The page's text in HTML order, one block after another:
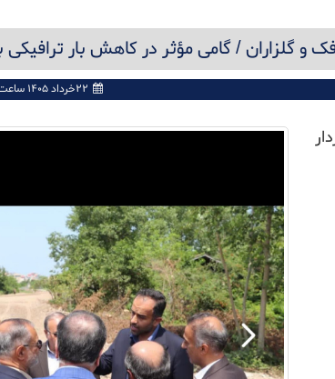
گلزاران / گامی مؤثر در کاهش بار ترافیکی
۲۲خرداد ۱۴۰۵ ساعت ۱۰:۲۲ PM